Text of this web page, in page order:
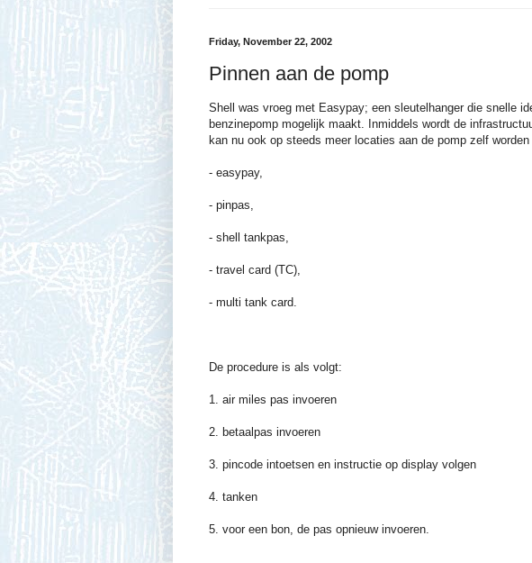
Friday, November 22, 2002
Pinnen aan de pomp
Shell was vroeg met Easypay; een sleutelhanger die snelle
benzinepomp mogelijk maakt. Inmiddels wordt de
kan nu ook op steeds meer locaties aan de pomp zelf
- easypay,
- pinpas,
- shell tankpas,
- travel card (TC),
- multi tank card.
De procedure is als volgt:
1. air miles pas invoeren
2. betaalpas invoeren
3. pincode intoetsen en instructie op display volgen
4. tanken
5. voor een bon, de pas opnieuw invoeren.